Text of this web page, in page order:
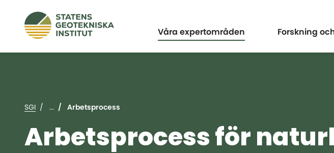
Expandera
Våra expertområden Expandera
Forskning
SGI ... Arbetsprocess
Arbetsprocess för